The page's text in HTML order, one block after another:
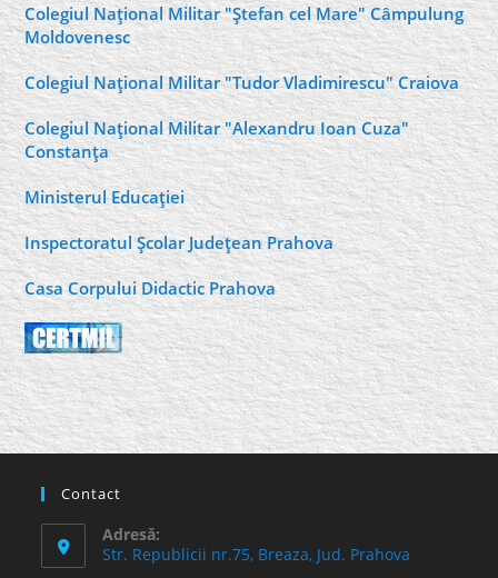
Colegiul Naţional Militar "Ştefan cel Mare" Câmpulung
Moldovenesc
Colegiul Naţional Militar "Tudor Vladimirescu" Craiova
Colegiul Naţional Militar "Alexandru Ioan Cuza"
Constanţa
Ministerul Educaţiei
Inspectoratul Şcolar Judeţean Prahova
Casa Corpului Didactic Prahova
Contact
Adresă:
Str. Republicii nr.75, Breaza, Jud. Prahova